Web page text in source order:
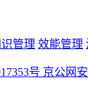
管理 效能管理
号 京公网